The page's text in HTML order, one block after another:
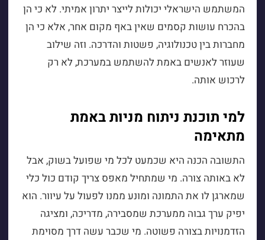
המשתמש הישראלי יכולות לייצר יתרון אמיתי. לא כי הן
בהכרח עושות קסמים שאין באף מקום אחר, אלא כי הן
מחברות בין טכנולוגיה, פשטות והדרכה. וזה שילוב
שעוזר לאנשים באמת להשתמש במערכת, לא רק
לרכוש אותה.
למי תוכנת ניתוח מניות באמת
מתאימה
התשובה הכנה היא שכמעט לכל מי שפועל בשוק, אבל
לא באותה צורה. מי שמתחיל מאפס צריך קודם כול כלי
שמארגן לו את התמונה ומונע ממנו לפעול על עיוור. הוא
יפיק ערך גבוה ממערכת שמסבירה, מדריכה, ומציגה
הזדמנויות בצורה פשוטה. מי שכבר עשה דרך מסוימת